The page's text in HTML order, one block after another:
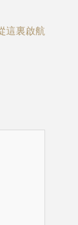
這裏啟航